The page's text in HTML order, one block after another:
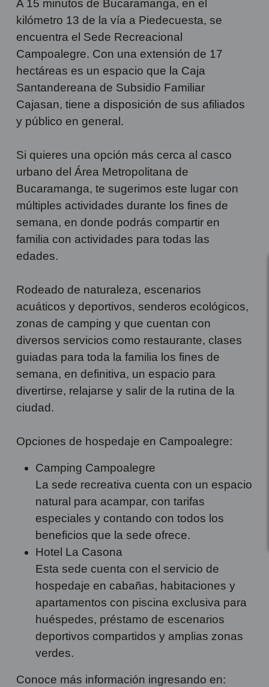
A 15 minutos de Bucaramanga, en el
kilómetro 13 de la vía a Piedecuesta, se
encuentra el Sede Recreacional
Campoalegre. Con una extensión de 17
hectáreas es un espacio que la Caja
Santandereana de Subsidio Familiar
Cajasan, tiene a disposición de sus afiliados
y público en general.
Si quieres una opción más cerca al casco
urbano del Área Metropolitana de
Bucaramanga, te sugerimos este lugar con
múltiples actividades durante los fines de
semana, en donde podrás compartir en
familia con actividades para todas las
edades.
Rodeado de naturaleza, escenarios
acuáticos y deportivos, senderos ecológicos,
zonas de camping y que cuentan con
diversos servicios como restaurante, clases
guiadas para toda la familia los fines de
semana, en definitiva, un espacio para
divertirse, relajarse y salir de la rutina de la
ciudad.
Opciones de hospedaje en Campoalegre:
Camping Campoalegre
La sede recreativa cuenta con un espacio
natural para acampar, con tarifas
especiales y contando con todos los
beneficios que la sede ofrece.
Hotel La Casona
Esta sede cuenta con el servicio de
hospedaje en cabañas, habitaciones y
apartamentos con piscina exclusiva para
huéspedes, préstamo de escenarios
deportivos compartidos y amplias zonas
verdes.
Conoce más información ingresando en: